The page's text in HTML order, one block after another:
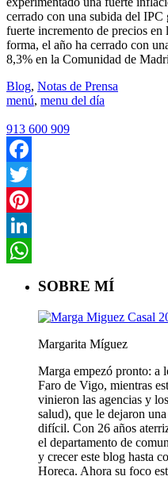
cerrado con una subida del
fuerte incremento de precios
forma, el año ha cerrado con
8,3% en la Comunidad de
Blog, Notas de Prensa
menú, menu del día
913 600 909
Facebook
Twitter
Pinterest
LinkedIn
SOBRE MÍ
Margarita Míguez
Marga empezó pronto: a
Faro de Vigo, mientras
vinieron las agencias y
salud), que le dejaron
difícil. Con 26 años
el departamento de
y crecer este blog hasta
Horeca. Ahora su foco